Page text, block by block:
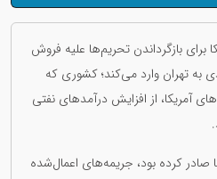
بازگرداندن تحریم‌ها علیه فروش
به تهران وارد می‌کند؛ کشوری که
آمریکا، از افزایش درآمدهای نفتی
کرده بود، جریمه‌های اعمال‌شده